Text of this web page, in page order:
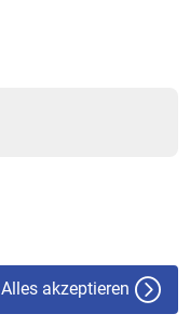
Alles akzeptieren